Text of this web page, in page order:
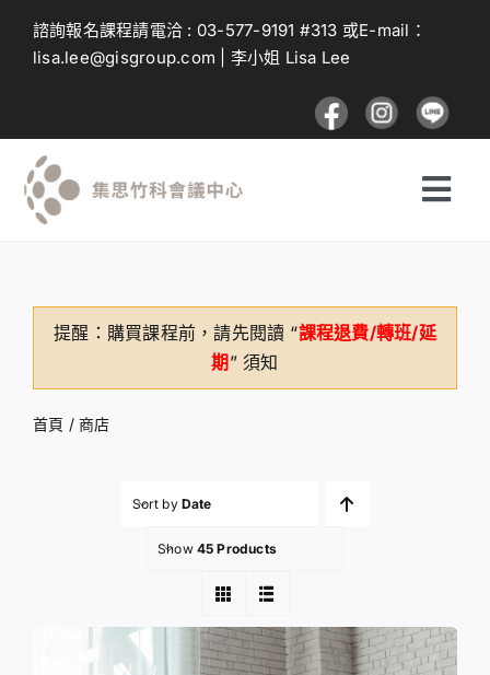
諮詢報名課程請電洽 : 03-577-9191 #313 或E-mail：
lisa.lee@gisgroup.com | 李小姐 Lisa Lee
投遞課程
建議與回饋
提醒：購買課程前，請先閱讀 “課程退費/轉班/延
期 ” 須知
首頁 /商店
Sort by Date
Show 45 Products